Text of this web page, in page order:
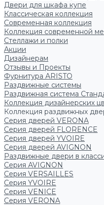
Двери для шкафа купе
Классическая коллекция
Современная коллекция
Коллекция современной
Стеллажи и полки
Акции
Дизайнерам
Отзывы и Проекты
Фурнитура ARISTO
Раздвижные системы
Раздвижная система
Коллекция дизайнерских
Коллекция раздвижных
Серия дверей VERONA
Серия дверей FLORENCE
Серия дверей YVOIRE
Серия дверей AVIGNON
Раздвижные двери в
Серия AVIGNON
Серия VERSAILLES
Серия YVOIRE
Серия VENICE
Серия VERONA